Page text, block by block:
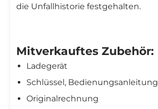
die Unfallhistorie festgehalten.
Mitverkauftes Zubehör:
Ladegerät
Schlüssel, Bedienungsanleitung
Originalrechnung